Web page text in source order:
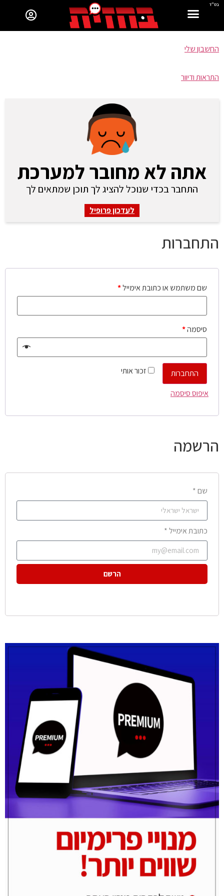
בס"ד
החשבון שלי
התראות ודיוור
אתה לא מחובר למערכת
התחבר בכדי שנוכל להציג לך תוכן שמתאים לך
לעדכון פרופיל
התחברות
שם משתמש או כתובת אימייל*
סיסמה*
זכור אותי
התחברות
איפוס סיסמה
הרשמה
שם *
כתובת אימייל *
הרשם